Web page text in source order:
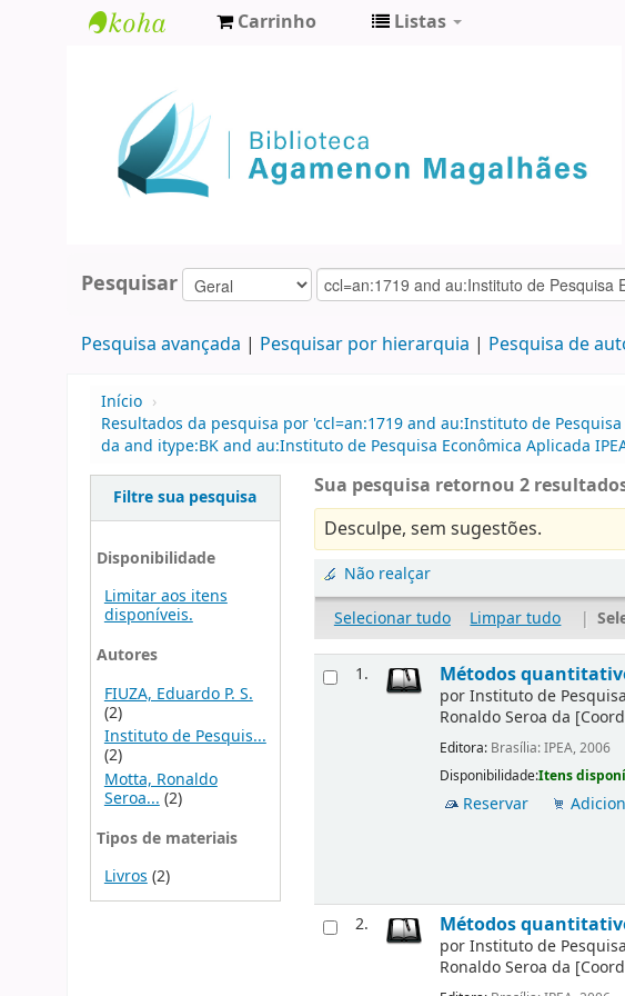
Agamenon
Magalhães
Carrinho Listas
Pesquisar
Pesquisa avançada Pesquisar por hierarquia Pesquisa de
Início ›
Resultados da pesquisa por 'ccl=an:1719 and au:Instituto de
da and itype:BK and au:Instituto de Pesquisa Econômica Aplicada
Filtre sua pesquisa
Disponibilidade
Limitar aos itens
disponíveis.
Autores
FIUZA, Eduardo P. S.
(2)
Instituto de Pesquis...
(2)
Motta, Ronaldo
Seroa... (2)
Tipos de materiais
Livros(2)
Sua pesquisa retornou 2
Desculpe, sem sugestões.
Não realçar
Selecionar tudo
Limpar tudo |
1. Métodos
porInstituto de
Ronaldo Seroa da
Editora: Brasília: IPEA, 2006
Disponibilidade:Itens
Reservar
2. Métodos
porInstituto de
Ronaldo Seroa da